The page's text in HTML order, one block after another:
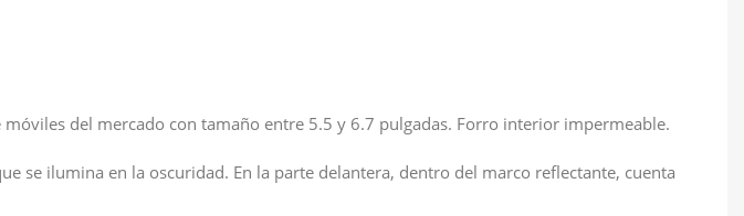
del mercado con tamaño entre 5.5 y 6.7 pulgadas. Forro interior impermeable.
se ilumina en la oscuridad. En la parte delantera, dentro del marco reflectante, cuenta